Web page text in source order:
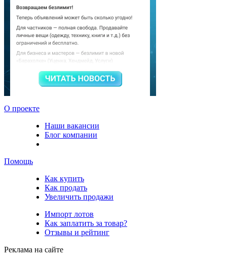
О проекте
Наши вакансии
Блог компании
Помощь
Как купить
Как продать
Увеличить продажи
Импорт лотов
Как заплатить за товар?
Отзывы и рейтинг
Реклама на сайте